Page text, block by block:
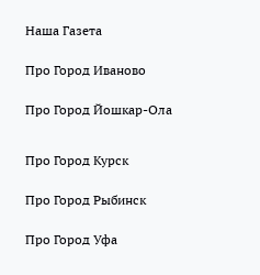
Наша Газета
Про Город Иваново
Про Город Йошкар-Ола
Про Город Курск
Про Город Рыбинск
Про Город Уфа